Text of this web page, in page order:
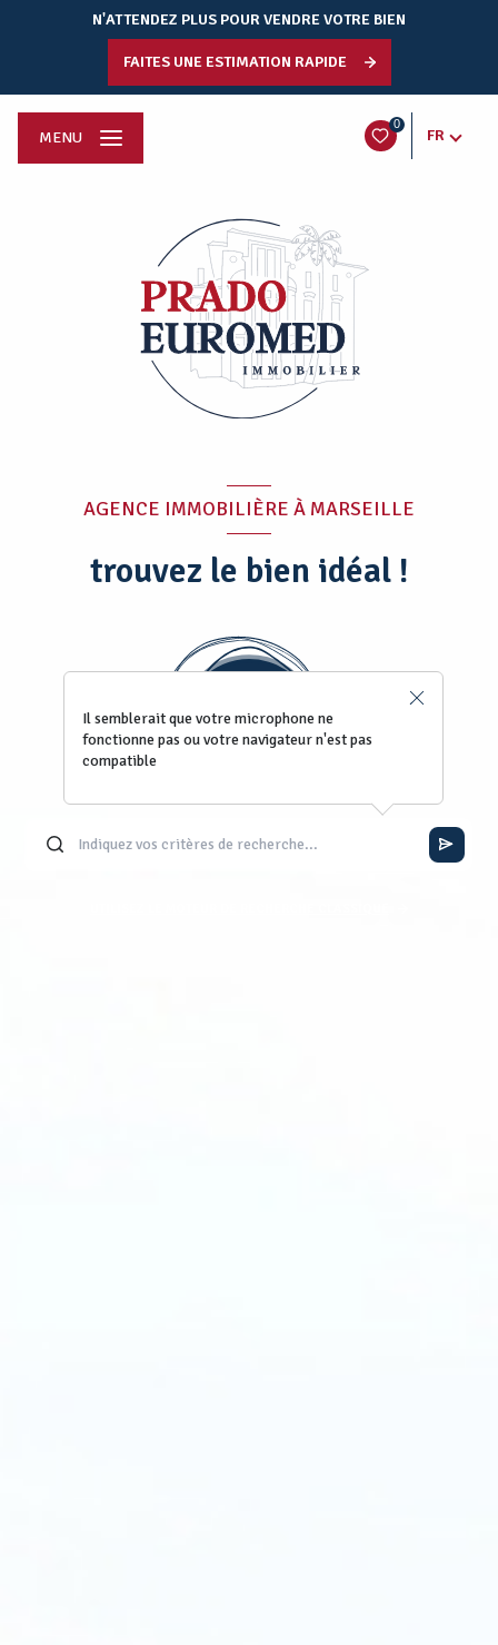
N'ATTENDEZ PLUS POUR VENDRE VOTRE BIEN
FAITES UNE ESTIMATION RAPIDE
0
FR
MENU
AGENCE IMMOBILIÈRE À MARSEILLE
trouvez le bien idéal !
Il semblerait que votre microphone ne
fonctionne pas ou votre navigateur n'est pas
compatible